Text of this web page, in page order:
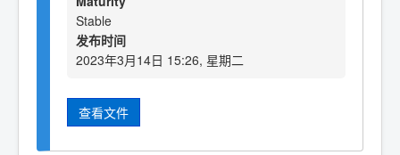
Stable
发布时间
2023年3月14日 15:26, 星期二
查看文件